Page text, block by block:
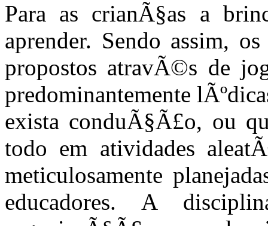
Para as crianÃ§as a
aprender. Sendo assim,
propostos atravÃ©s de
predominantemente
exista conduÃ§Ã£o, ou
todo em atividades
meticulosamente
educadores. A